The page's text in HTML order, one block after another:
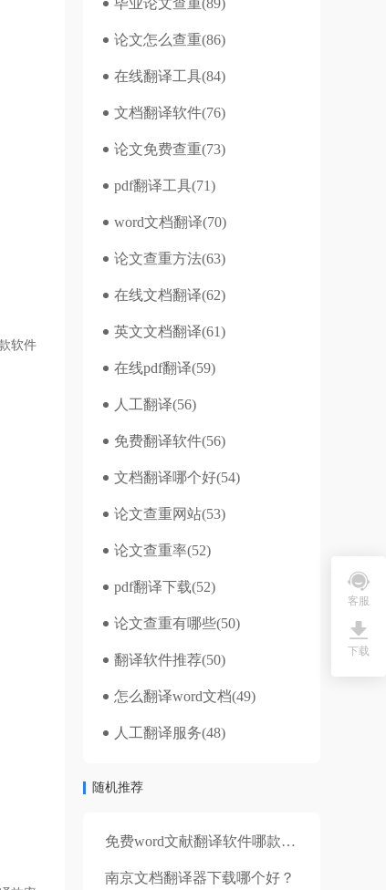
软件
毕业论文查重(89)
论文怎么查重(86)
在线翻译工具(84)
文档翻译软件(76)
论文免费查重(73)
pdf翻译工具(71)
word文档翻译(70)
论文查重方法(63)
在线文档翻译(62)
英文文档翻译(61)
在线pdf翻译(59)
人工翻译(56)
免费翻译软件(56)
文档翻译哪个好(54)
论文查重网站(53)
论文查重率(52)
pdf翻译下载(52)
论文查重有哪些(50)
翻译软件推荐(50)
怎么翻译word文档(49)
人工翻译服务(48)
随机推荐
免费word文献翻译软件哪款好用？
南京文档翻译器下载哪个好？
客服
下载